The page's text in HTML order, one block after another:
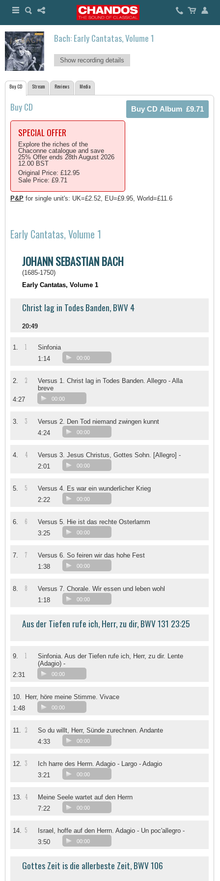
Bach: Early Cantatas, Volume 1
Show recording details
Buy CD Stream Reviews Media
Buy CD
SPECIAL OFFER
Explore the riches of the
Chaconne catalogue and save
25% Offer ends 28th August 2026
12.00 BST
Original Price: £12.95
Sale Price: £9.71
P&P for single unit's: UK=£2.52, EU=£9.95, World=£11.6
Early Cantatas, Volume 1
JOHANN SEBASTIAN BACH
(1685-1750)
Early Cantatas, Volume 1
Christ lag in Todes Banden, BWV 4
20:49
1. 1
Sinfonia
1:14
00:00
2. 2
Versus 1. Christ lag in Todes Banden. Allegro - Alla
breve
4:27
00:00
3. 3
Versus 2. Den Tod niemand zwingen kunnt
4:24
00:00
4. 4
Versus 3. Jesus Christus, Gottes Sohn. [Allegro] -
2:01
00:00
5. 5
Versus 4. Es war ein wunderlicher Krieg
2:22
00:00
6. 6
Versus 5. Hie ist das rechte Osterlamm
3:25
00:00
7. 7
Versus 6. So feiren wir das hohe Fest
1:38
00:00
8. 8
Versus 7. Chorale. Wir essen und leben wohl
1:18
00:00
Aus der Tiefen rufe ich, Herr, zu dir, BWV 131 23:25
9. 1
Sinfonia. Aus der Tiefen rufe ich, Herr, zu dir. Lente
(Adagio) -
2:31
00:00
10.
Herr, höre meine Stimme. Vivace
1:48
00:00
11. 2
So du willt, Herr, Sünde zurechnen. Andante
4:33
00:00
12. 3
Ich harre des Herrn. Adagio - Largo - Adagio
3:21
00:00
13. 4
Meine Seele wartet auf den Herrn
7:22
00:00
14. 5
Israel, hoffe auf den Herrn. Adagio - Un poc'allegro -
3:50
00:00
Gottes Zeit is die allerbeste Zeit, BWV 106